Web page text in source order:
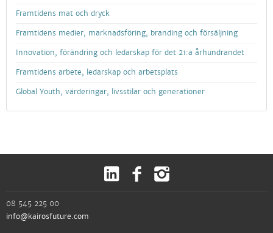
Framtidens mat och dryck
Framtidens medier, marknadsföring, branding och försäljning
Innovation, förändring och ledarskap för det 21:a århundrandet
Framtidens arbete, ledarskap och arbetsplats
Global Youth, värderingar, livsstilar och generationer
08 545 225 00
info@kairosfuture.com